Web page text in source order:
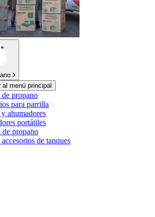
al menú principal
de propano
para parrilla
ahumadores
portátiles
de propano
de tanques